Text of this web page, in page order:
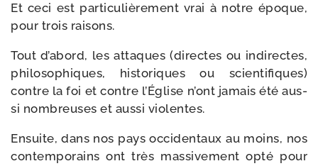
Et ceci est par­ti­cu­liè­re­ment vrai à notre époque,
pour trois raisons.
Tout d’a­bord, les attaques (directes ou indi­rectes,
phi­lo­so­phiques, his­to­riques ou scien­ti­fiques)
contre la foi et contre l’Église n’ont jamais été aus­
si nom­breuses et aus­si violentes.
Ensuite, dans nos pays occi­den­taux au moins, nos
contem­po­rains ont très mas­si­ve­ment opté pour